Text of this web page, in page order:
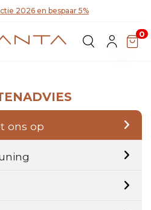
2026 en bespaar 5%
0
ons op